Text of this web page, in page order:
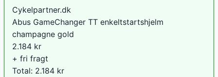
Cykelpartner.dk
Abus GameChanger TT enkeltstartshjelm
champagne gold
2.184 kr
+ fri fragt
Total: 2.184 kr